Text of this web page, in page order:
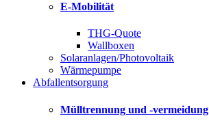
E-Mobilität
THG-Quote
Wallboxen
Solaranlagen/Photovoltaik
Wärmepumpe
Abfallentsorgung
Mülltrennung und -vermeidung